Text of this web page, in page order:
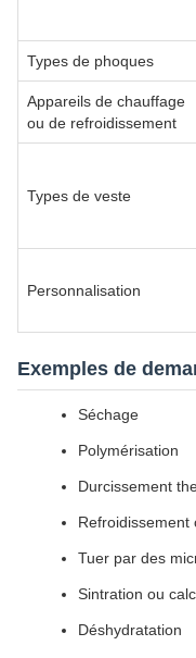
Types de phoques
Appareils de chauffage
ou de refroidissement
Types de veste
Personnalisation
Exemples de
Séchage
Polymérisation
Durcissement
Refroidissement
Tuer par des
Sintration ou
Déshydratation